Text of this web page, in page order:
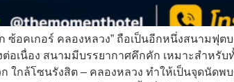
ซ้อคเกอร์ คลองหลวง” ถือเป็นอีกหนึ่งสนาม
อเนื่อง สนามมีบรรยากาศคึกคัก เหมาะสำหรั
ใกล้โซนรังสิต – คลองหลวง ทำให้เป็นจุดนัด